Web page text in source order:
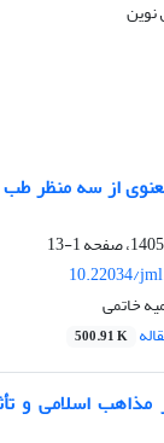
از سه منظر
1-13
10.22034/
خاتمی
500.91 K
اسلامی و